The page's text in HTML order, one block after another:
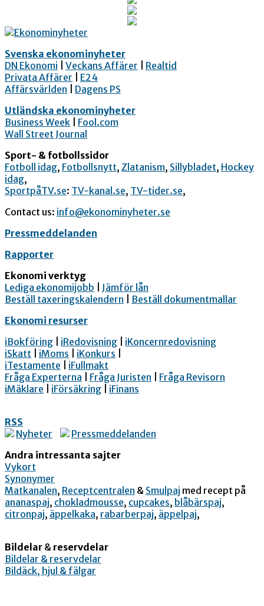
Svenska ekonominyheter
DN Ekonomi
Veckans Affärer
Realtid
Privata Affärer
E24
Affärsvärlden
Dagens PS
Utländska ekonominyheter
Business Week
Fool.com
Wall Street Journal
Sport- & fotbollssidor
Fotboll idag, Fotbollsnytt, Zlatanism, Sillybladet, Hockey
idag,
SportpåTV.se: TV-kanal.se, TV-tider.se,
Contact us: info@ekonominyheter.se
Pressmeddelanden
Rapporter
Ekonomi verktyg
Lediga ekonomijobb
Jämför lån
Beställ taxeringskalendern
Beställ dokumentmallar
Ekonomi resurser
iBokföring
iRedovisning
iKoncernredovisning
iSkatt
iMoms iKonkurs
iTestamente
iFullmakt
Fråga Experterna
Fråga Juristen
Fråga Revisorn
iMäklare
iFörsäkring iFinans
RSS
Nyheter
Pressmeddelanden
Andra intressanta sajter
Vykort
Synonymer
Matkanalen, Receptcentralen & Smulpaj med recept på
ananaspaj, chokladmousse, cupcakes, blåbärspaj,
citronpaj, äppelkaka, rabarberpaj, äppelpaj,
Bildelar & reservdelar
Bildelar & reservdelar
Bildäck, hjul & fälgar